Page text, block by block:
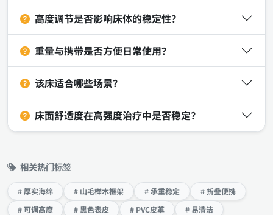
高度调节是否影响床体的稳定性？
重量与携带是否方便日常使用？
该床适合哪些场景？
床面舒适度在高强度治疗中是否稳定？
相关热门标签
# 厚实海绵 # 山毛榉木框架 # 承重稳定
# 折叠便携
# 可调高度
# 黑色表皮 # PVC皮革
# 易清洁